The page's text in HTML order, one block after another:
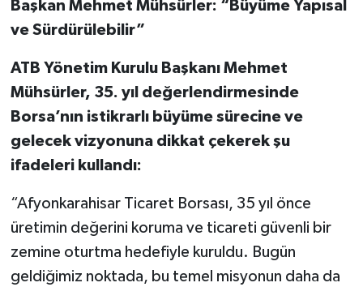
Başkan Mehmet Mühsürler: “Büyüme Yapısal
ve Sürdürülebilir”
ATB Yönetim Kurulu Başkanı Mehmet
Mühsürler, 35. yıl değerlendirmesinde
Borsa’nın istikrarlı büyüme sürecine ve
gelecek vizyonuna dikkat çekerek şu
ifadeleri kullandı:
“Afyonkarahisar Ticaret Borsası, 35 yıl önce
üretimin değerini koruma ve ticareti güvenli bir
zemine oturtma hedefiyle kuruldu. Bugün
geldiğimiz noktada, bu temel misyonun daha da